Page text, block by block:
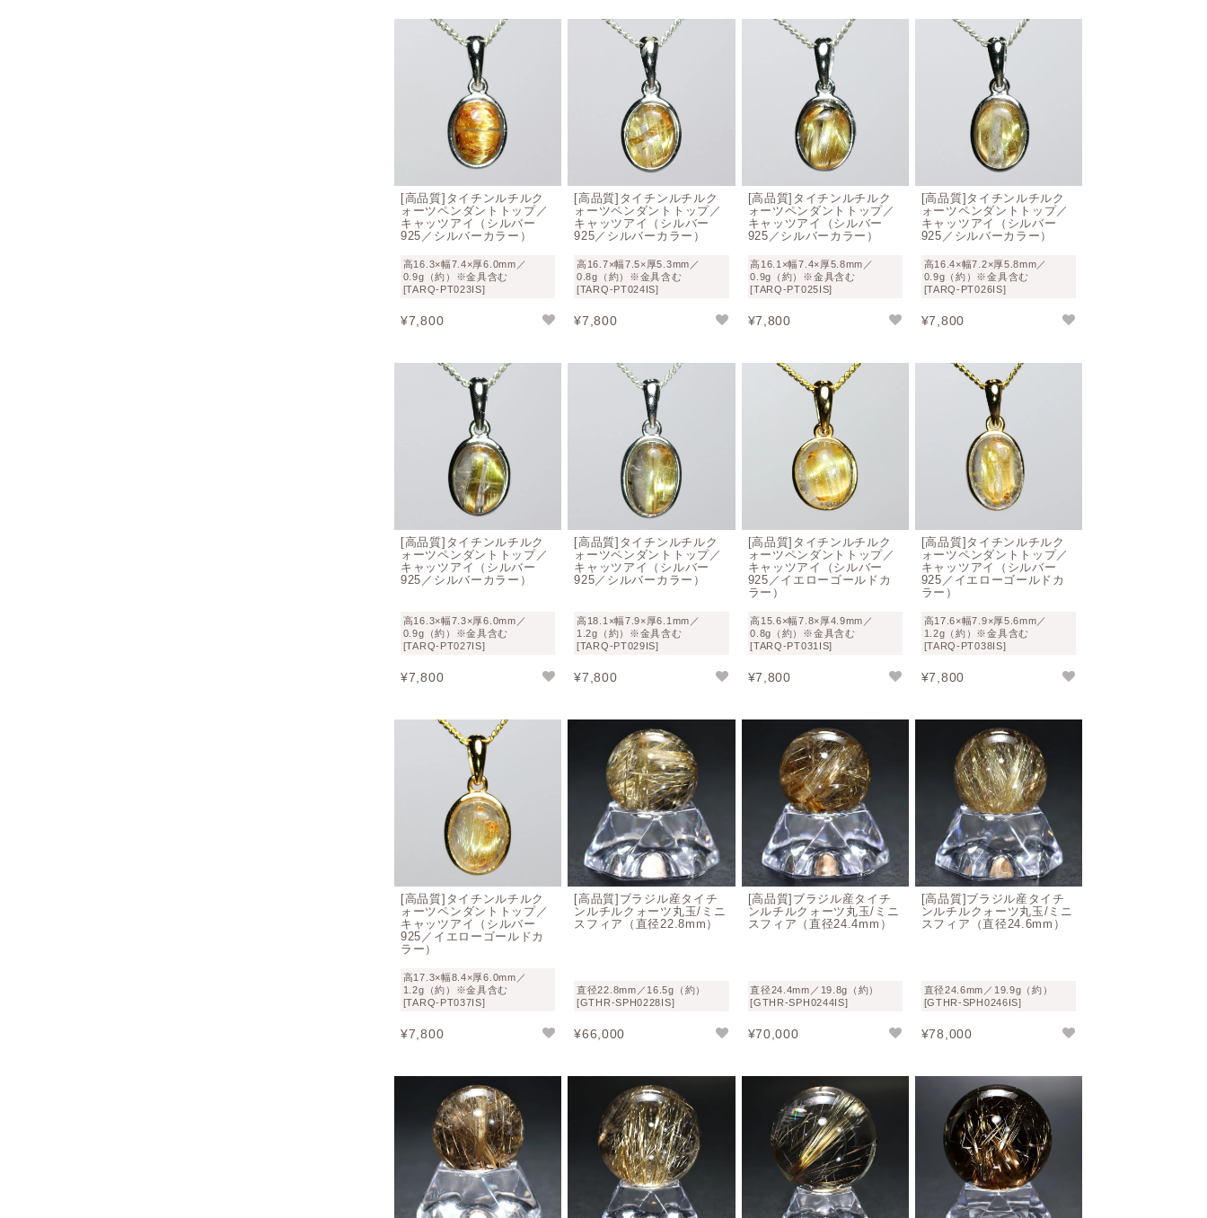
[高品質]タイチンルチルク
ォーツペンダントトップ／
キャッツアイ（シルバー
925／シルバーカラー）
高16.3×幅7.4×厚6.0mm／
0.9g（約）※金具含む
[TARQ-PT023IS]
¥7,800
[高品質]タイチンルチルク
ォーツペンダントトップ／
キャッツアイ（シルバー
925／シルバーカラー）
高16.7×幅7.5×厚5.3mm／
0.8g（約）※金具含む
[TARQ-PT024IS]
¥7,800
[高品質]タイチンルチルク
ォーツペンダントトップ／
キャッツアイ（シルバー
925／シルバーカラー）
高16.1×幅7.4×厚5.8mm／
0.9g（約）※金具含む
[TARQ-PT025IS]
¥7,800
[高品質]タイチンルチルク
ォーツペンダントトップ／
キャッツアイ（シルバー
925／シルバーカラー）
高16.4×幅7.2×厚5.8mm／
0.9g（約）※金具含む
[TARQ-PT026IS]
¥7,800
[高品質]タイチンルチルク
ォーツペンダントトップ／
キャッツアイ（シルバー
925／シルバーカラー）
高16.3×幅7.3×厚6.0mm／
0.9g（約）※金具含む
[TARQ-PT027IS]
¥7,800
[高品質]タイチンルチルク
ォーツペンダントトップ／
キャッツアイ（シルバー
925／シルバーカラー）
高18.1×幅7.9×厚6.1mm／
1.2g（約）※金具含む
[TARQ-PT029IS]
¥7,800
[高品質]タイチンルチルク
ォーツペンダントトップ／
キャッツアイ（シルバー
925／イエローゴールドカ
ラー）
高15.6×幅7.8×厚4.9mm／
0.8g（約）※金具含む
[TARQ-PT031IS]
¥7,800
[高品質]タイチンルチルク
ォーツペンダントトップ／
キャッツアイ（シルバー
925／イエローゴールドカ
ラー）
高17.6×幅7.9×厚5.6mm／
1.2g（約）※金具含む
[TARQ-PT038IS]
¥7,800
[高品質]タイチンルチルク
ォーツペンダントトップ／
キャッツアイ（シルバー
925／イエローゴールドカ
ラー）
高17.3×幅8.4×厚6.0mm／
1.2g（約）※金具含む
[TARQ-PT037IS]
¥7,800
[高品質]ブラジル産タイチ
ンルチルクォーツ丸玉/ミニ
スフィア（直径22.8mm）
直径22.8mm／16.5g（約）
[GTHR-SPH0228IS]
¥66,000
[高品質]ブラジル産タイチ
ンルチルクォーツ丸玉/ミニ
スフィア（直径24.4mm）
直径24.4mm／19.8g（約）
[GTHR-SPH0244IS]
¥70,000
[高品質]ブラジル産タイチ
ンルチルクォーツ丸玉/ミニ
スフィア（直径24.6mm）
直径24.6mm／19.9g（約）
[GTHR-SPH0246IS]
¥78,000